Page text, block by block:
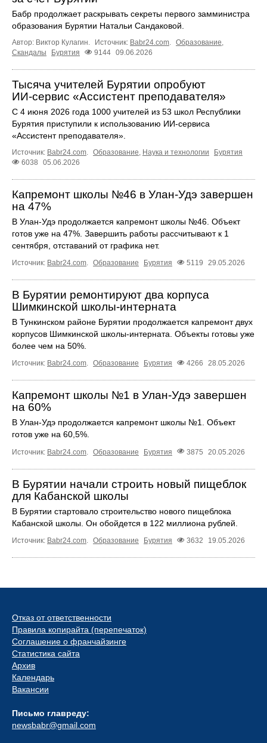
Бабр продолжает раскрывать секреты первого замминистра
образования Бурятии Натальи Сандаковой.
Автор: Виктор Кулагин. Источник: Babr24.com. Образование,
Скандалы
Бурятия 9144 09.06.2026
Тысяча учителей Бурятии опробуют
ИИ‑сервис «Ассистент преподавателя»
С 4 июня 2026 года 1000 учителей из 53 школ Республики
Бурятия приступили к использованию ИИ‑сервиса
«Ассистент преподавателя».
Источник: Babr24.com. Образование, Наука и технологии
Бурятия
6038
05.06.2026
Капремонт школы №46 в Улан-Удэ завершен
на 47%
В Улан-Удэ продолжается капремонт школы №46. Объект
готов уже на 47%. Завершить работы рассчитывают к 1
сентября, отставаний от графика нет.
Источник: Babr24.com. Образование Бурятия 5119 29.05.2026
В Бурятии ремонтируют два корпуса
Шимкинской школы-интерната
В Тункинском районе Бурятии продолжается капремонт двух
корпусов Шимкинской школы-интерната. Объекты готовы уже
более чем на 50%.
Источник: Babr24.com. Образование Бурятия 4266 28.05.2026
Капремонт школы №1 в Улан-Удэ завершен
на 60%
В Улан-Удэ продолжается капремонт школы №1. Объект
готов уже на 60,5%.
Источник: Babr24.com Образование Бурятия 3875 20.05.2026
В Бурятии начали строить новый пищеблок
для Кабанской школы
В Бурятии стартовало строительство нового пищеблока
Кабанской школы. Он обойдется в 122 миллиона рублей.
Источник: Babr24.com Образование Бурятия 3632 19.05.2026
Отказ от ответственности
Правила копирайта (перепечаток)
Соглашение о франчайзинге
Статистика сайта
Архив
Календарь
Вакансии
Письмо главреду:
newsbabr@gmail.com